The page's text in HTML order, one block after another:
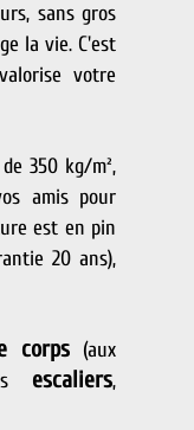
sans gros
la vie. C'est
votre
350 kg/m²,
amis pour
est en pin
20 ans),
corps(aux
escaliers,